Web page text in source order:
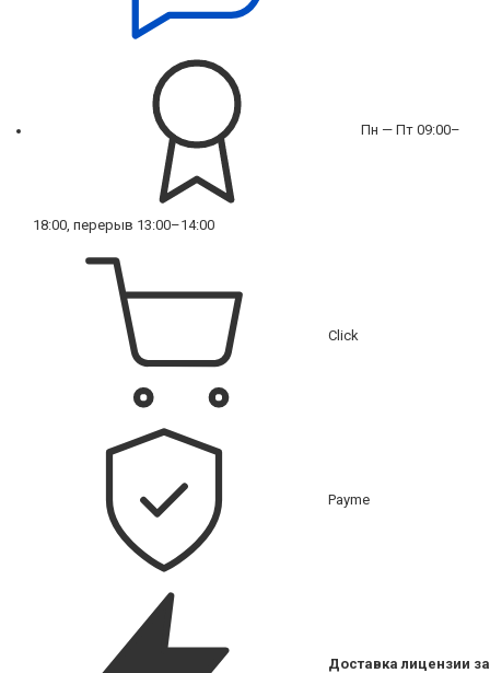
Пн — Пт 09:00–
18:00, перерыв 13:00–14:00
Click
Payme
Доставка лицензии за